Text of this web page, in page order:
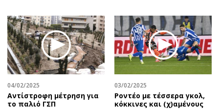
04/02/2025
Αντίστροφη μέτρηση για
το παλιό ΓΣΠ
03/02/2025
Ροντέο με τέσσερα γκολ,
κόκκινες και (χ)αμένους